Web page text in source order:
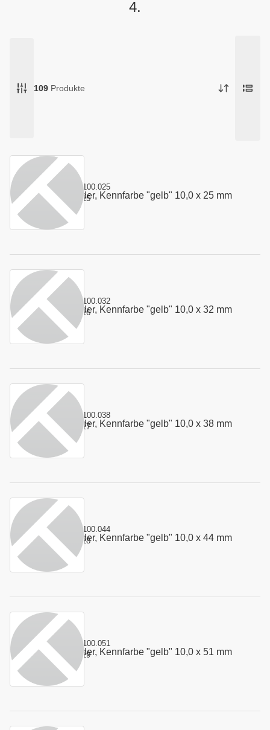
4.
109 Produkte
Stempelfeder, Kennfarbe "gelb" 10,0 x 25 mm
Kurzname:
4.100.025
Art.-Nr.:
100315
Stempelfeder, Kennfarbe "gelb" 10,0 x 32 mm
Kurzname:
4.100.032
Art.-Nr.:
100316
Stempelfeder, Kennfarbe "gelb" 10,0 x 38 mm
Kurzname:
4.100.038
Art.-Nr.:
100317
Stempelfeder, Kennfarbe "gelb" 10,0 x 44 mm
Kurzname:
4.100.044
Art.-Nr.:
100318
Stempelfeder, Kennfarbe "gelb" 10,0 x 51 mm
Kurzname:
4.100.051
Art.-Nr.:
100319